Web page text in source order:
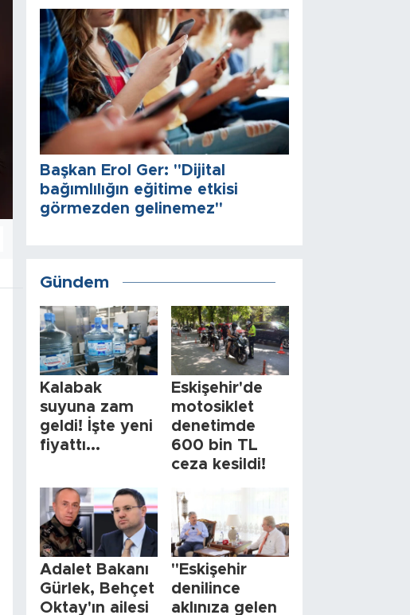
Başkan Erol Ger: "Dijital
bağımlılığın eğitime etkisi
görmezden gelinemez"
Gündem
Kalabak
suyuna zam
geldi! İşte yeni
fiyattı...
Eskişehir'de
motosiklet
denetimde
600 bin TL
ceza kesildi!
Adalet Bakanı
Gürlek, Behçet
Oktay'ın ailesi
"Eskişehir
denilince
aklınıza gelen